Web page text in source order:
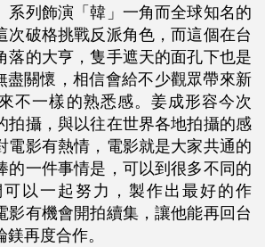
系列飾演「韓」一角而全球知名的
次破格挑戰反派角色，而這個在台
落的大亨，隻手遮天的面孔下也是
關懷，相信會給不少觀眾帶來新
不一樣的熟悉感。姜成形容今次
拍攝，與以往在世界各地拍攝的感
電影有熱情，電影就是大家共通的
的一件事情是，可以到很多不同的
以一起努力，製作出最好的作
影有機會開拍續集，讓他能再回台
再度合作。